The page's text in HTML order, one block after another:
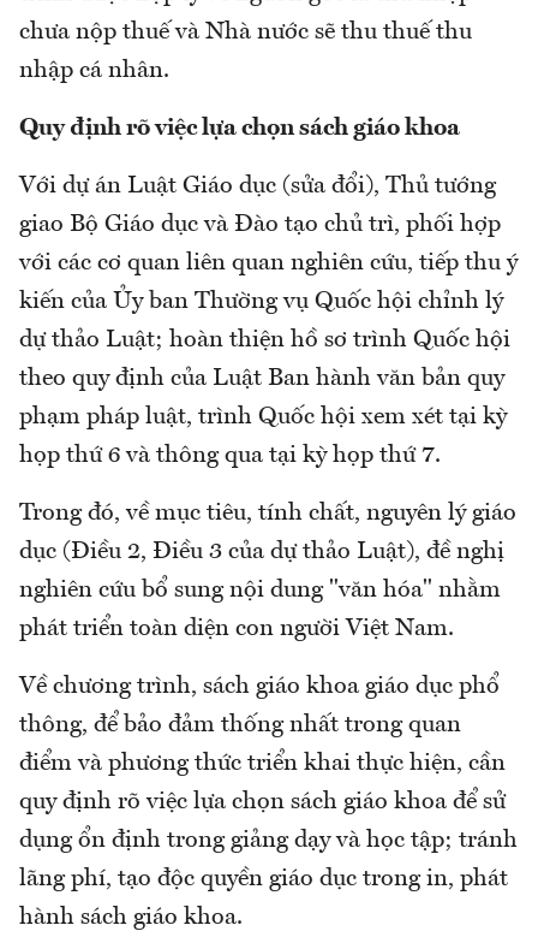
chưa nộp thuế và Nhà nước sẽ thu thuế thu
nhập cá nhân.
Quy định rõ việc lựa chọn sách giáo khoa
Với dự án Luật Giáo dục (sửa đổi), Thủ tướng
giao Bộ Giáo dục và Đào tạo chủ trì, phối hợp
với các cơ quan liên quan nghiên cứu, tiếp thu ý
kiến của Ủy ban Thường vụ Quốc hội chỉnh lý
dự thảo Luật; hoàn thiện hồ sơ trình Quốc hội
theo quy định của Luật Ban hành văn bản quy
phạm pháp luật, trình Quốc hội xem xét tại kỳ
họp thứ 6 và thông qua tại kỳ họp thứ 7.
Trong đó, về mục tiêu, tính chất, nguyên lý giáo
dục (Điều 2, Điều 3 của dự thảo Luật), đề nghị
nghiên cứu bổ sung nội dung "văn hóa" nhằm
phát triển toàn diện con người Việt Nam.
Về chương trình, sách giáo khoa giáo dục phổ
thông, để bảo đảm thống nhất trong quan
điểm và phương thức triển khai thực hiện, cần
quy định rõ việc lựa chọn sách giáo khoa để sử
dụng ổn định trong giảng dạy và học tập; tránh
lãng phí, tạo độc quyền giáo dục trong in, phát
hành sách giáo khoa.